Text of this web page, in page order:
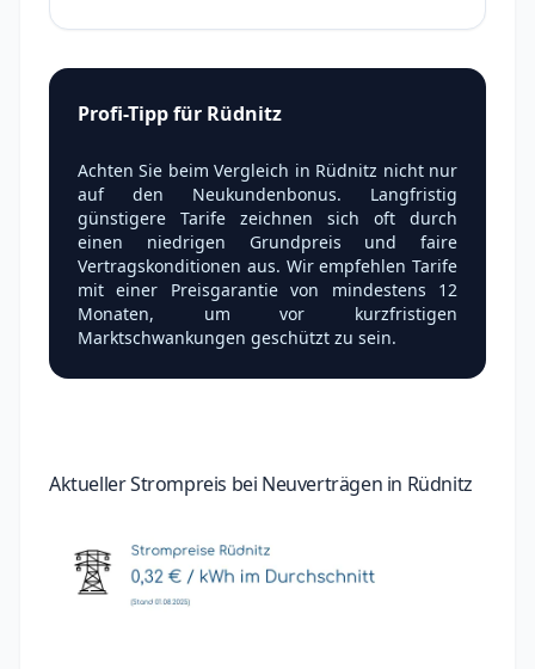
Profi-Tipp für Rüdnitz
Achten Sie beim Vergleich in Rüdnitz nicht nur
auf den Neukundenbonus. Langfristig
günstigere Tarife zeichnen sich oft durch
einen niedrigen Grundpreis und faire
Vertragskonditionen aus. Wir empfehlen Tarife
mit einer Preisgarantie von mindestens 12
Monaten, um vor kurzfristigen
Marktschwankungen geschützt zu sein.
Aktueller Strompreis bei Neuverträgen in Rüdnitz